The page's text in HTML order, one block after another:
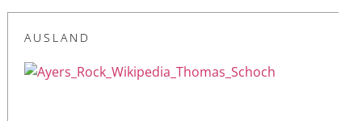
AUSLAND